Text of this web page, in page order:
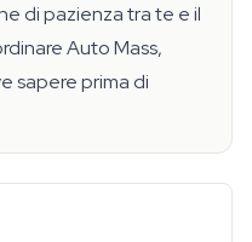
di pazienza tra te e il
Auto Mass,
sapere prima di